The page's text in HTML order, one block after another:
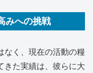
みへの挑戦
なく、現在の活動の糧
きた実績は、彼らに大